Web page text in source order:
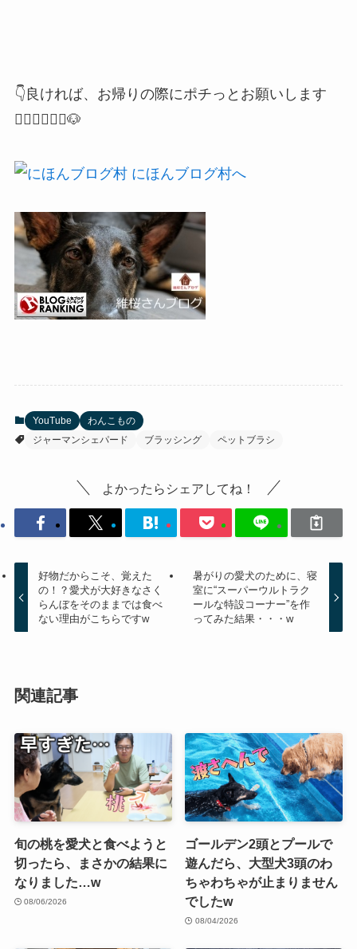
👇良ければ、お帰りの際にポチっとお願いします
🙇🏻‍♂️🙇🏻‍♀️🐶
YouTube
わんこもの
ジャーマンシェパード
ブラッシング ペットブラシ
よかったらシェアしてね！
好物だからこそ、覚えた
の！？愛犬が大好きなさく
らんぼをそのままでは食べ
ない理由がこちらですw
暑がりの愛犬のために、寝
室に“スーパーウルトラク
ールな特設コーナー”を作
ってみた結果・・・w
関連記事
旬の桃を愛犬と食べようと
切ったら、まさかの結果に
なりました…w
08/06/2026
ゴールデン2頭とプールで
遊んだら、大型犬3頭のわ
ちゃわちゃが止まりません
でしたw
08/04/2026